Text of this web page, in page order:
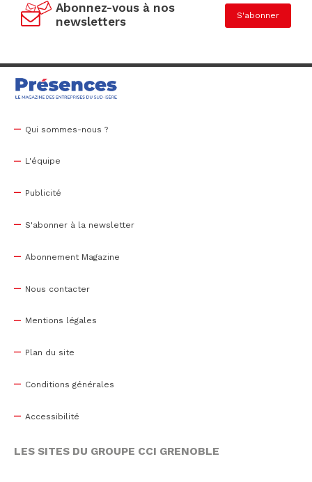
Abonnez-vous à nos
newsletters
S'abonner
Qui sommes-nous ?
L'équipe
Publicité
S'abonner à la newsletter
Abonnement Magazine
Nous contacter
Mentions légales
Plan du site
Conditions générales
Accessibilité
LES SITES DU GROUPE CCI GRENOBLE